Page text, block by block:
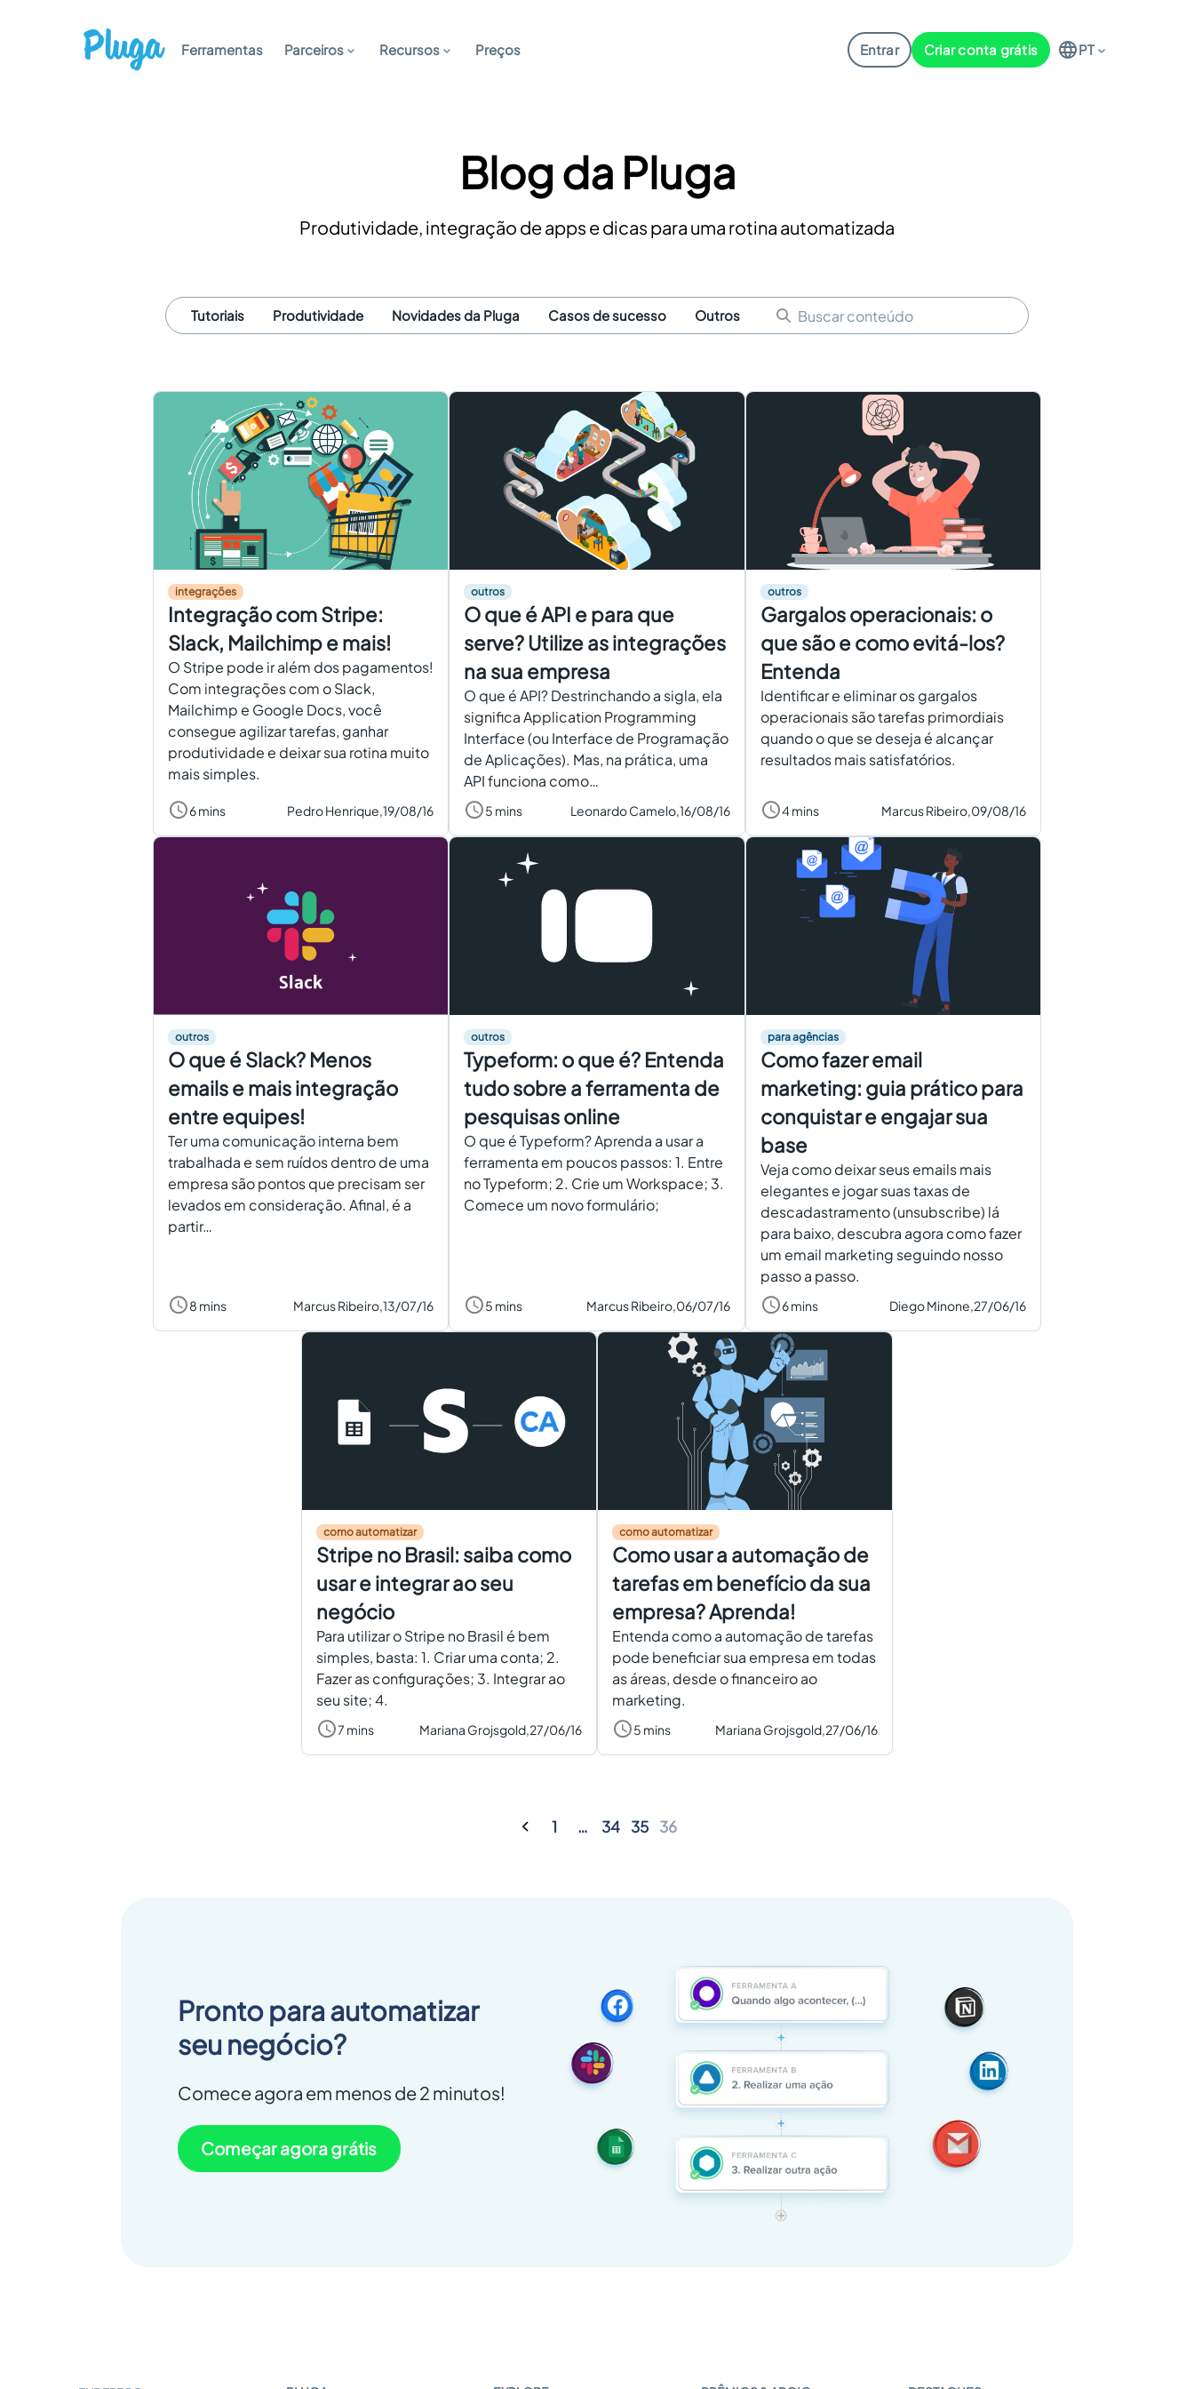
Ferramentas Parceiros Recursos Preços Entrar Criar conta grátis PT
Blog da Pluga
Produtividade, integração de apps e dicas para uma rotina automatizada
Tutoriais Produtividade Novidades da Pluga Casos de sucesso Outros
integrações
Integração com Stripe:
Slack, Mailchimp e mais!
O Stripe pode ir além dos pagamentos!
Com integrações com o Slack,
Mailchimp e Google Docs, você
consegue agilizar tarefas, ganhar
produtividade e deixar sua rotina muito
mais simples.
6 mins Pedro Henrique,19/08/16
outros
O que é API e para que
serve? Utilize as integrações
na sua empresa
O que é API? Destrinchando a sigla, ela
significa Application Programming
Interface (ou Interface de Programação
de Aplicações). Mas, na prática, uma
API funciona como…
5 mins Leonardo Camelo, 16/08/16
outros
Gargalos operacionais: o
que são e como evitá-los?
Entenda
Identificar e eliminar os gargalos
operacionais são tarefas primordiais
quando o que se deseja é alcançar
resultados mais satisfatórios.
4 mins Marcus Ribeiro, 09/08/16
outros
O que é Slack? Menos
emails e mais integração
entre equipes!
Ter uma comunicação interna bem
trabalhada e sem ruídos dentro de uma
empresa são pontos que precisam ser
levados em consideração. Afinal, é a
partir…
8 mins Marcus Ribeiro,13/07/16
outros
Typeform: o que é? Entenda
tudo sobre a ferramenta de
pesquisas online
O que é Typeform? Aprenda a usar a
ferramenta em poucos passos: 1. Entre
no Typeform; 2. Crie um Workspace; 3.
Comece um novo formulário;
5 mins Marcus Ribeiro, 06/07/16
para agências
Como fazer email
marketing: guia prático para
conquistar e engajar sua
base
Veja como deixar seus emails mais
elegantes e jogar suas taxas de
descadastramento (unsubscribe) lá
para baixo, descubra agora como fazer
um email marketing seguindo nosso
passo a passo.
6 mins Diego Minone, 27/06/16
como automatizar
Stripe no Brasil: saiba como
usar e integrar ao seu
negócio
Para utilizar o Stripe no Brasil é bem
simples, basta: 1. Criar uma conta; 2.
Fazer as configurações; 3. Integrar ao
seu site; 4.
7 mins Mariana Grojsgold, 27/06/16
como automatizar
Como usar a automação de
tarefas em benefício da sua
empresa? Aprenda!
Entenda como a automação de tarefas
pode beneficiar sua empresa em todas
as áreas, desde o financeiro ao
marketing.
5 mins Mariana Grojsgold, 27/06/16
1 … 34 35 36
Pronto para automatizar
seu negócio?
Comece agora em menos de 2 minutos!
Começar agora grátis